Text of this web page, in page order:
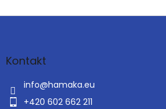
Z
aKontakt
info@hamaka.eu
+420 602 662 211